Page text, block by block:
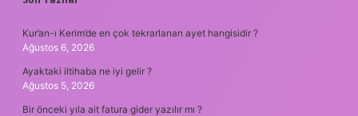
Kur’an-ı Kerim’de en çok tekrarlanan ayet hangisidir ?
Ağustos 6, 2026
Ayaktaki iltihaba ne iyi gelir ?
Ağustos 5, 2026
Bir önceki yıla ait fatura gider yazılır mı ?